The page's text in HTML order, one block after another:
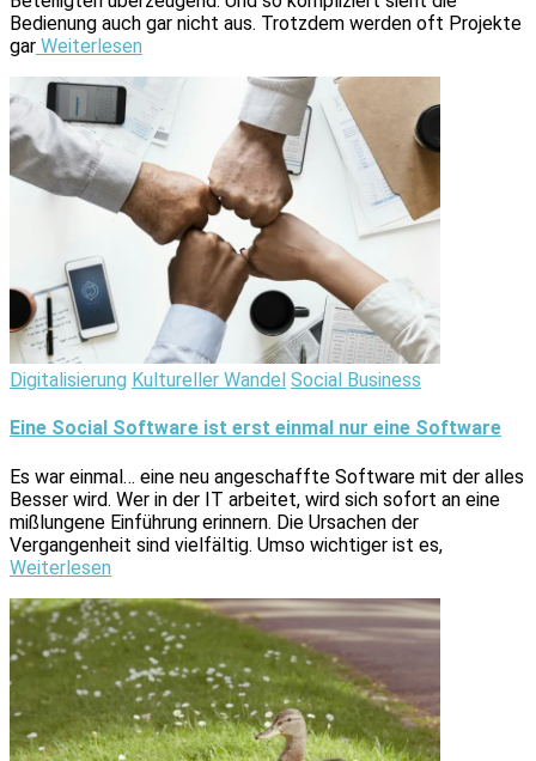
Bedienung auch gar nicht aus. Trotzdem werden oft Projekte
gar Weiterlesen
Digitalisierung Kultureller Wandel Social Business
Eine Social Software ist erst einmal nur eine Software
Es war einmal… eine neu angeschaffte Software mit der alles
Besser wird. Wer in der IT arbeitet, wird sich sofort an eine
mißlungene Einführung erinnern. Die Ursachen der
Vergangenheit sind vielfältig. Umso wichtiger ist es,
Weiterlesen